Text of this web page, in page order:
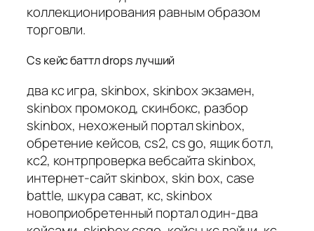
коллекционирования равным образом
торговли.
Cs кейс баттл drops лучший
два кс игра, skinbox, skinbox экзамен,
skinbox промокод, скинбокс, разбор
skinbox, нехоженый портал skinbox,
обретение кейсов, cs2, cs go, ящик ботл,
кс2, контрпроверка вебсайта skinbox,
интернет-сайт skinbox, skin box, case
battle, шкура сават, кс, skinbox
новоприобретенный портал один-два